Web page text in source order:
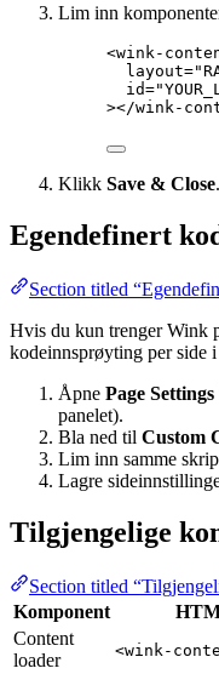
Lim inn
<wink-
layout="
id="
></wink-
Klikk Save & Close.
Egendefinert
Section titled
Hvis du kun trenger Wink
kodeinnsprøyting per side
Åpne Page Settings
panelet).
Bla ned til Custom
Lim inn samme
Lagre
Tilgjengelige
Section titled
Komponent
Content
loader
<wink-